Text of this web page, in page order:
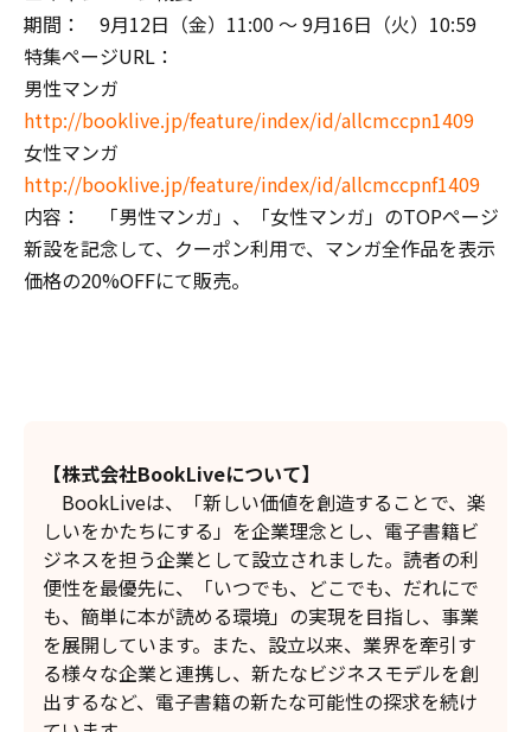
期間： 9月12日（金）11:00 ～ 9月16日（火）10:59
特集ページURL：
男性マンガ
http://booklive.jp/feature/index/id/allcmccpn1409
女性マンガ
http://booklive.jp/feature/index/id/allcmccpnf1409
内容： 「男性マンガ」、「女性マンガ」のTOPページ
新設を記念して、クーポン利用で、マンガ全作品を表示
価格の20%OFFにて販売。
【株式会社BookLiveについて】
BookLiveは、「新しい価値を創造することで、楽
しいをかたちにする」を企業理念とし、電子書籍ビ
ジネスを担う企業として設立されました。読者の利
便性を最優先に、「いつでも、どこでも、だれにで
も、簡単に本が読める環境」の実現を目指し、事業
を展開しています。また、設立以来、業界を牽引す
る様々な企業と連携し、新たなビジネスモデルを創
出するなど、電子書籍の新たな可能性の探求を続け